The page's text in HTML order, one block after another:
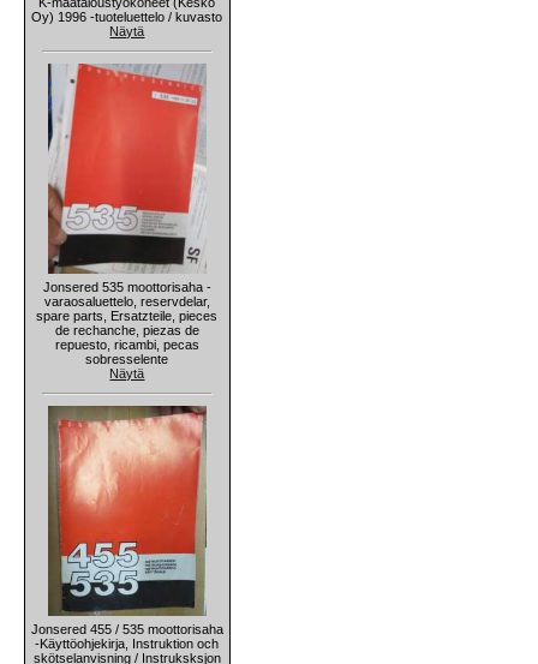
Oy) 1996 -tuoteluettelo / kuvasto
Näytä
Jonsered 535 moottorisaha -
varaosaluettelo, reservdelar,
spare parts, Ersatzteile, pieces
de rechanche, piezas de
repuesto, ricambi, pecas
sobresselente
Näytä
Jonsered 455 / 535 moottorisaha
-Käyttöohjekirja, Instruktion och
skötselanvisning / Instruksksjon